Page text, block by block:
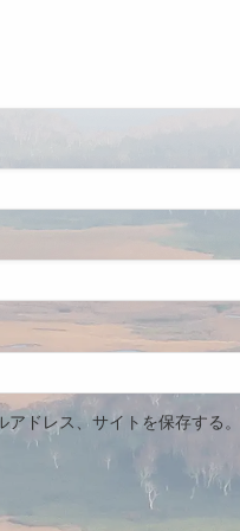
アドレス、サイトを保存する。